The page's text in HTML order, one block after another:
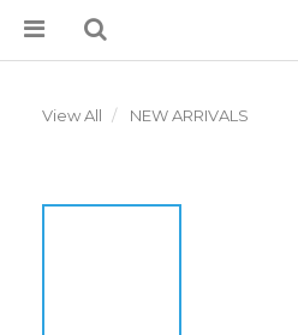
View All NEW ARRIVALS